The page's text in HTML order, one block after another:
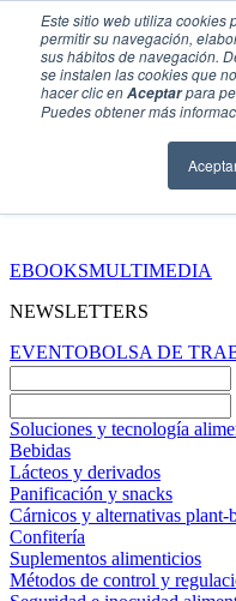
Este sitio web utiliza cookies
permitir su navegación,
sus hábitos de navegación.
se instalen las cookies que
hacer clic enAceptarpara
Puedes obtener más
EBOOKSMULTIMEDIA
NEWSLETTERS
EVENTOBOLSA DE
Soluciones y tecnología
Bebidas
Lácteos y derivados
Panificación y snacks
Cárnicos y alternativas plant-
Confitería
Suplementos alimenticios
Métodos de control y